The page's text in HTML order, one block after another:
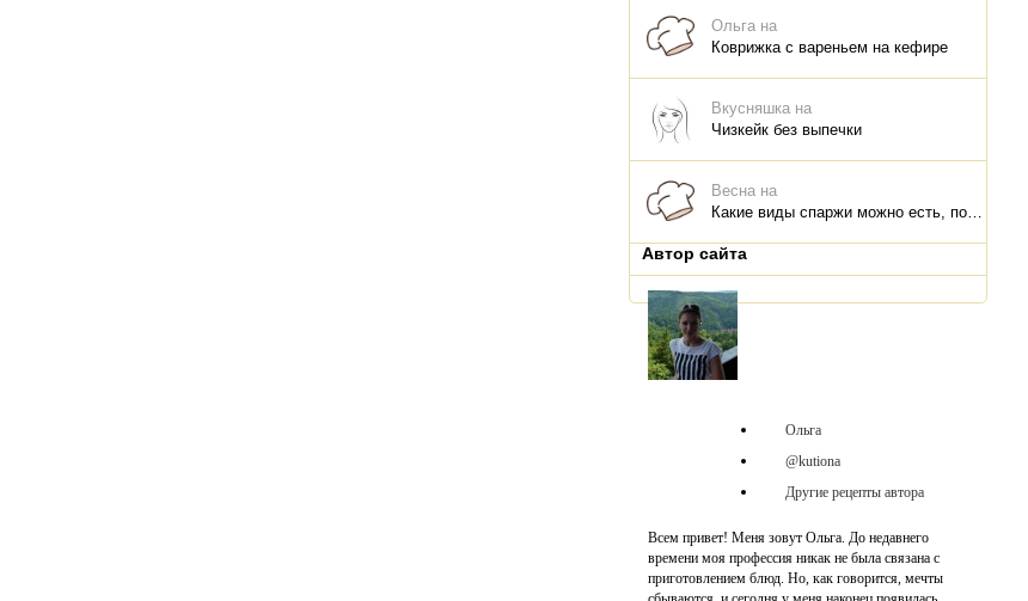
Ольга на
Коврижка с вареньем на кефире
Вкусняшка на
Чизкейк без выпечки
Весна на
Какие виды спаржи можно есть, польза для организма, что и как приготовить
Автор сайта
Ольга
@kutiona
Другие рецепты автора
Всем привет! Меня зовут Ольга. До недавнего
времени моя профессия никак не была связана с
приготовлением блюд. Но, как говорится, мечты